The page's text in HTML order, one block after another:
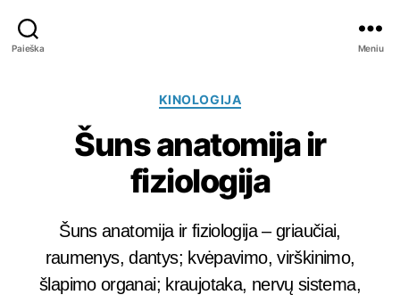
Paieška Meniu
Kategorijos
KINOLOGIJA
Šuns anatomija ir
fiziologija
Šuns anatomija ir fiziologija – griaučiai,
raumenys, dantys; kvėpavimo, virškinimo,
šlapimo organai; kraujotaka, nervų sistema,